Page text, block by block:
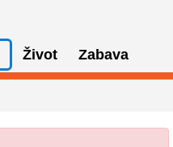
Život Zabava